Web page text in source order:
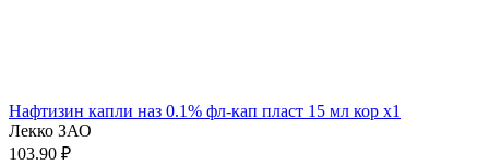
Нафтизин капли наз 0.1% фл-кап пласт 15 мл кор x1
Лекко ЗАО
103.90 ₽